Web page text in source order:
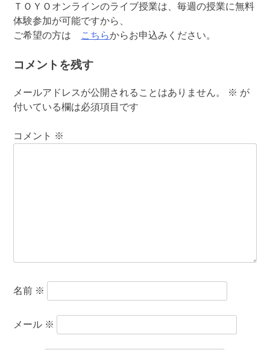
ＴＯＹＯオンラインのライブ授業は、毎週の授業に無料
体験参加が可能ですから、
ご希望の方は
こちらからお申込みください。
コメントを残す
メールアドレスが公開されることはありません。 ※ が
付いている欄は必須項目です
コメント ※
名前 ※
メール ※